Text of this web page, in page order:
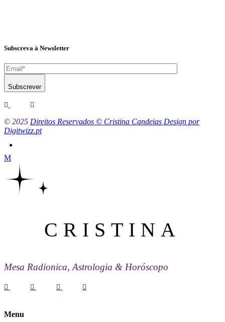
Subscreva à Newsletter
Subscrever
© 2025 Direitos Reservados © Cristina Candeias Design por
Digitwizz.pt
CRISTINA
Mesa Radionica, Astrologia & Horóscopo
Menu